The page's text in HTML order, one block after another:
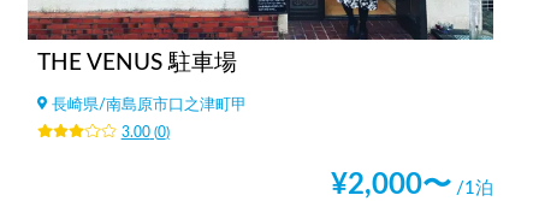
THE VENUS 駐車場
長崎県/南島原市口之津町甲
3.00(0)
¥2,000〜 /1泊